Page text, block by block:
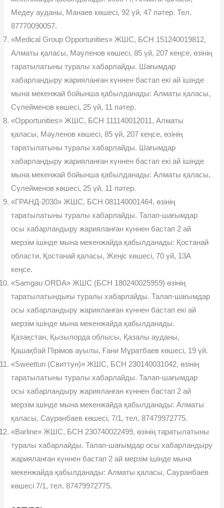
Медеу ауданы, Манаев көшесі, 92 үй, 47 пәтер. Тел.
87770090057.
«Medical Group Opportunities» ЖШС, БСН 151240019812,
Алматы қаласы, Мәуленов көшесі, 85 үй, 207 кеңсе, өзінің
таратылатыны туралы хабарлайды. Шағымдар
хабарландыру жарияланған күннен бастап екі ай ішінде
мына мекенжай бойынша қабылданады: Алматы қаласы,
Сүлейменов көшесі, 25 үй, 11 пәтер.
«Opportunities» ЖШС, БСН 111140012011, Алматы
қаласы, Мәуленов көшесі, 85 үй, 207 кеңсе, өзінің
таратылатыны туралы хабарлайды. Шағымдар
хабарландыру жарияланған күннен бастап екі ай ішінде
мына мекенжай бойынша қабылданады: Алматы қаласы,
Сүлейменов көшесі, 25 үй, 11 пәтер.
«ГРАНД-2030» ЖШС, БСН 081140001464, өзінің
таратылатыны туралы хабарлайды. Талап-шағымдар
осы хабарландыру жарияланған күннен бастап 2 ай
мерзім ішінде мына мекенжайда қабылданады: Қостанай
области, Қостанай қаласы, Жеңіс көшесі, 70 үй, 13А
кеңсе.
«Samgau ORDA» ЖШС (БСН 180240025959) өзінің
таратылатындығы туралы хабарлайды. Талап-шағымдар
осы хабарландыру жарияланған күннен бастап екі ай
мерзім ішінде мына мекенжайда қабылданады.
Қазақстан, Қызылорда облысы, Қазалы ауданы,
Қашақбай Пірімов ауылы, Ғани Мұратбаев көшесі, 19 үй.
«Sweettun (Свиттун)» ЖШС, БСН 230140031042, өзінің
таратылатыны туралы хабарлайды. Талап-шағымдар
осы хабарландыру жарияланған күннен бастап 2 ай
мерзім ішінде мына мекенжайда қабылданады: Алматы
қаласы, Сауранбаев көшесі, 7/1, тел. 87479972775.
«Barline» ЖШС, БСН 230740022499, өзінің таратылатыны
туралы хабарлайды. Талап-шағымдар осы хабарландыру
жарияланған күннен бастап 2 ай мерзім ішінде мына
мекенжайда қабылданады: Алматы қаласы, Сауранбаев
көшесі 7/1, тел. 87479972775.